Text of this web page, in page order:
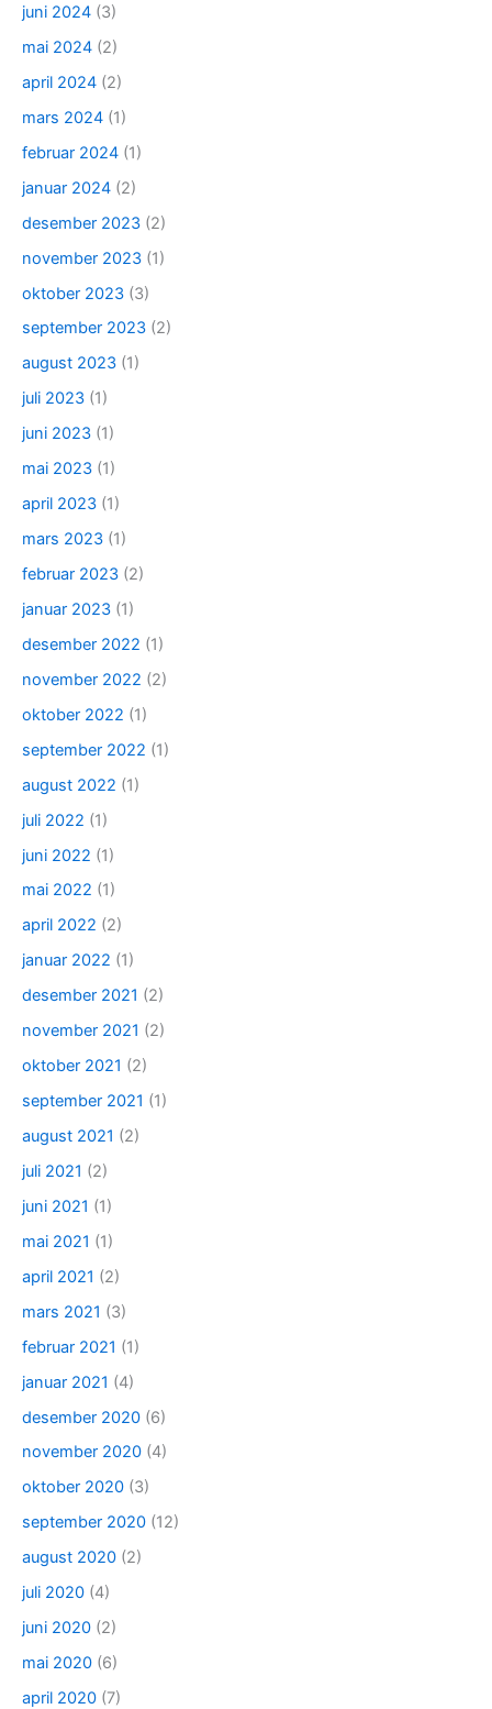
juni 2024 (3)
mai 2024 (2)
april 2024 (2)
mars 2024 (1)
februar 2024 (1)
januar 2024 (2)
desember 2023 (2)
november 2023 (1)
oktober 2023 (3)
september 2023 (2)
august 2023 (1)
juli 2023 (1)
juni 2023 (1)
mai 2023 (1)
april 2023 (1)
mars 2023 (1)
februar 2023 (2)
januar 2023 (1)
desember 2022 (1)
november 2022 (2)
oktober 2022 (1)
september 2022 (1)
august 2022 (1)
juli 2022 (1)
juni 2022 (1)
mai 2022 (1)
april 2022 (2)
januar 2022 (1)
desember 2021 (2)
november 2021 (2)
oktober 2021 (2)
september 2021 (1)
august 2021 (2)
juli 2021 (2)
juni 2021 (1)
mai 2021 (1)
april 2021 (2)
mars 2021 (3)
februar 2021 (1)
januar 2021 (4)
desember 2020 (6)
november 2020 (4)
oktober 2020 (3)
september 2020 (12)
august 2020 (2)
juli 2020 (4)
juni 2020 (2)
mai 2020 (6)
april 2020 (7)